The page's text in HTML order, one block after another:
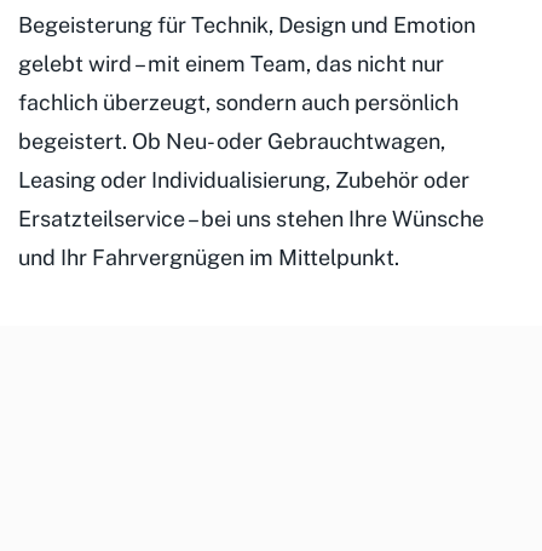
Begeisterung für Technik, Design und Emotion
gelebt wird – mit einem Team, das nicht nur
fachlich überzeugt, sondern auch persönlich
begeistert. Ob Neu- oder Gebrauchtwagen,
Leasing oder Individualisierung, Zubehör oder
Ersatzteilservice – bei uns stehen Ihre Wünsche
und Ihr Fahrvergnügen im Mittelpunkt.